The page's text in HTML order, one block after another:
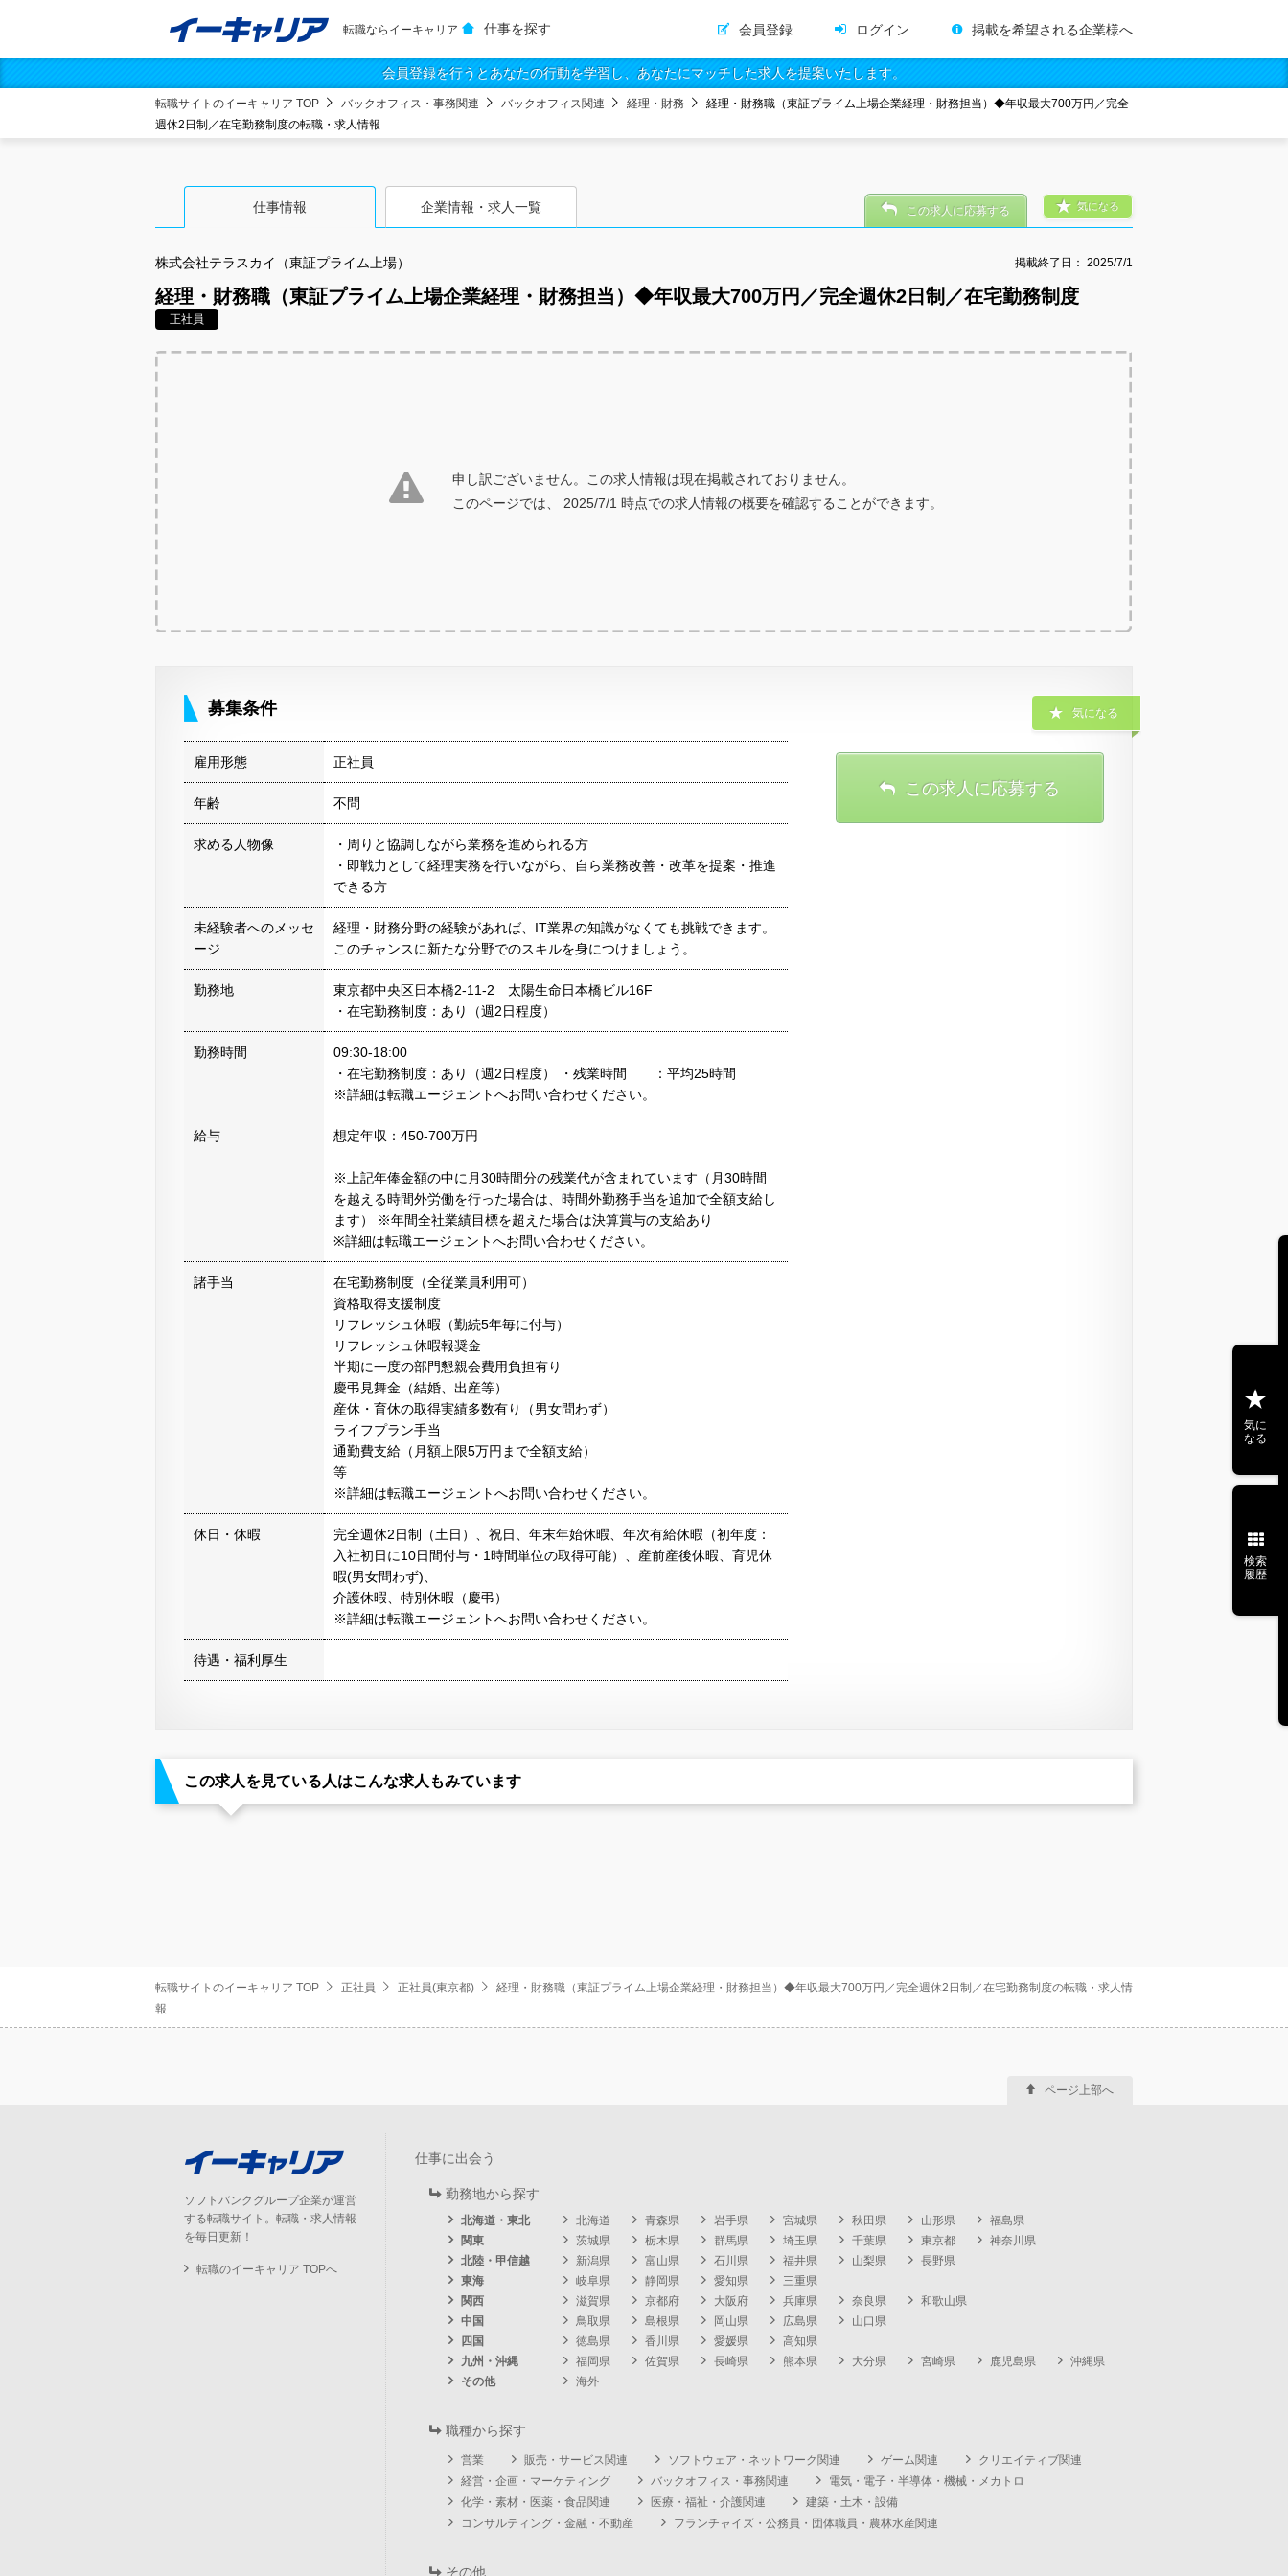
転職ならイーキャリア 仕事を探す 会員登録 ログイン 掲載を希望される企業様へ
会員登録を行うとあなたの行動を学習し、あなたにマッチした求人を提案いたします。
転職サイトのイーキャリア TOP バックオフィス・事務関連 バックオフィス関連 経理・財務
経理・財務職（東証プライム上場企業経理・財務担当）◆年収最大700万円／完全
週休2日制／在宅勤務制度の転職・求人情報
仕事情報 企業情報・求人一覧
株式会社テラスカイ（東証プライム上場） 掲載終了日： 2025/7/1
経理・財務職（東証プライム上場企業経理・財務担当）◆年収最大700万円／完全週休2日制／在宅勤務制度
正社員
気になる
この求人に応募する
申し訳ございません。この求人情報は現在掲載されておりません。
このページでは、 2025/7/1 時点での求人情報の概要を確認することができます。
募集条件
雇用形態 正社員
年齢 不問
求める人物像
・周りと協調しながら業務を進められる方
・即戦力として経理実務を行いながら、自ら業務改善・改革を提案・推進
できる方
未経験者へのメッセ
ージ
経理・財務分野の経験があれば、IT業界の知識がなくても挑戦できます。
このチャンスに新たな分野でのスキルを身につけましょう。
勤務地
東京都中央区日本橋2-11-2 太陽生命日本橋ビル16F
・在宅勤務制度：あり（週2日程度）
勤務時間
09:30-18:00
・在宅勤務制度：あり（週2日程度） ・残業時間 ：平均25時間
※詳細は転職エージェントへお問い合わせください。
給与 想定年収：450-700万円
※上記年俸金額の中に月30時間分の残業代が含まれています（月30時間
を越える時間外労働を行った場合は、時間外勤務手当を追加で全額支給し
ます） ※年間全社業績目標を超えた場合は決算賞与の支給あり
※詳細は転職エージェントへお問い合わせください。
諸手当
在宅勤務制度（全従業員利用可）
資格取得支援制度
リフレッシュ休暇（勤続5年毎に付与）
リフレッシュ休暇報奨金
半期に一度の部門懇親会費用負担有り
慶弔見舞金（結婚、出産等）
産休・育休の取得実績多数有り（男女問わず）
ライフプラン手当
通勤費支給（月額上限5万円まで全額支給）
等
※詳細は転職エージェントへお問い合わせください。
休日・休暇
完全週休2日制（土日）、祝日、年末年始休暇、年次有給休暇（初年度：
入社初日に10日間付与・1時間単位の取得可能）、産前産後休暇、育児休
暇(男女問わず)、
介護休暇、特別休暇（慶弔）
※詳細は転職エージェントへお問い合わせください。
待遇・福利厚生
気になる
この求人に応募する
この求人を見ている人はこんな求人もみています
転職サイトのイーキャリア TOP 正社員 正社員(東京都)
経理・財務職（東証プライム上場企業経理・財務担当）◆年収最大700万円／完全週休2日制／在宅勤務制度の転職・求人情
報
気に
なる
検索
履歴
ソフトバンクグループ企業が運営
する転職サイト。転職・求人情報
を毎日更新！
転職のイーキャリア TOPへ
仕事に出会う
勤務地から探す
北海道・東北 北海道 青森県 岩手県 宮城県 秋田県 山形県
福島県
関東
茨城県 栃木県 群馬県 埼玉県 千葉県 東京都
神奈川県
北陸・甲信越
新潟県 富山県 石川県 福井県 山梨県
長野県
東海
岐阜県 静岡県 愛知県
三重県
関西
滋賀県 京都府 大阪府 兵庫県 奈良県
和歌山県
中国
鳥取県 島根県 岡山県 広島県
山口県
四国
徳島県 香川県 愛媛県
高知県
九州・沖縄
福岡県 佐賀県 長崎県 熊本県 大分県 宮崎県 鹿児島県
沖縄県
その他
海外
職種から探す
営業 販売・サービス関連 ソフトウェア・ネットワーク関連 ゲーム関連
クリエイティブ関連
経営・企画・マーケティング
バックオフィス・事務関連
電気・電子・半導体・機械・メカトロ
化学・素材・医薬・食品関連
医療・福祉・介護関連
建築・土木・設備
コンサルティング・金融・不動産
フランチャイズ・公務員・団体職員・農林水産関連
その他
ページ上部へ